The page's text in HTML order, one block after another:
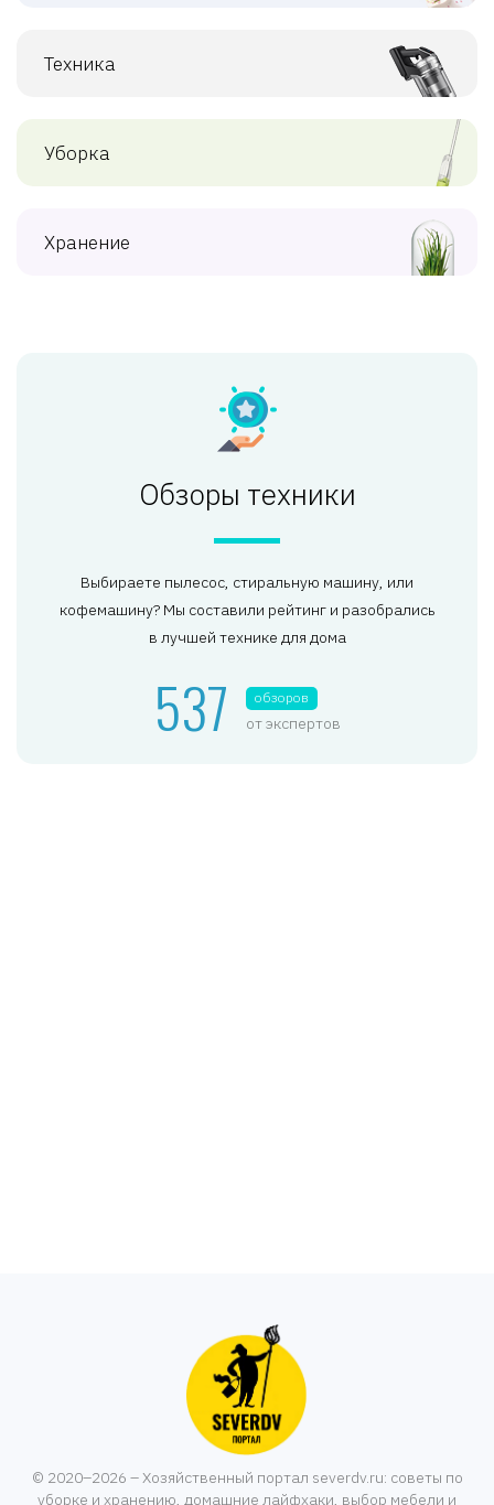
Техника
Уборка
Хранение
Обзоры техники
Выбираете пылесос, стиральную машину, или
кофемашину? Мы составили рейтинг и разобрались
в лучшей технике для дома
537 обзоров
от экспертов
© 2020–2026 – Хозяйственный портал severdv.ru: советы по
уборке и хранению, домашние лайфхаки, выбор мебели и